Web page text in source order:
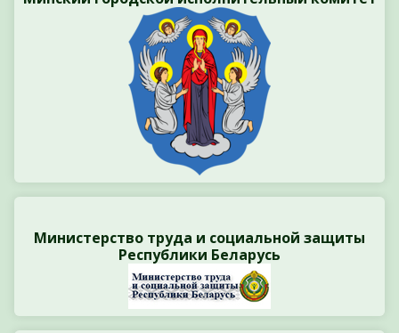
Министерство труда и социальной защиты
Республики Беларусь